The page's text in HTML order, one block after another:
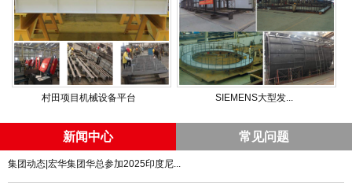
村田项目机械设备平台 SIEMENS大型发...
新闻中心 常见问题
集团动态|宏华集团华总参加2025印度尼...